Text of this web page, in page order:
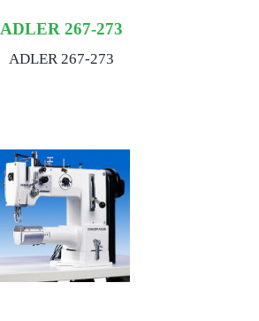
ADLER 267-273
ADLER 267-273